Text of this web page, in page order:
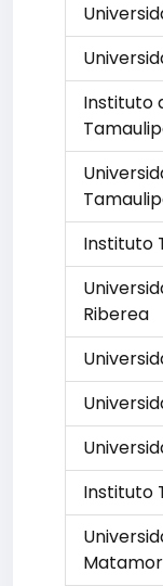
Instituto
Instituto
Riberea
Instituto